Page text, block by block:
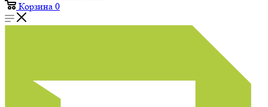
Корзина 0